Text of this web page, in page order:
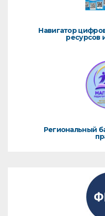
Навигатор
ресурсов
Региональный